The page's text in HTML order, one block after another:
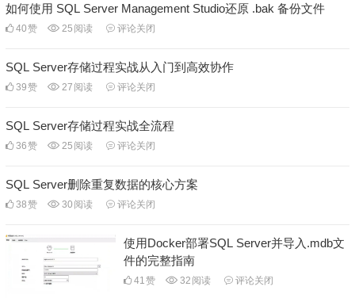
如何使用 SQL Server Management Studio还原 .bak 备份文件
40赞 25 阅读 评论关闭
SQL Server存储过程实战从入门到高效协作
39赞 27 阅读 评论关闭
SQL Server存储过程实战全流程
36赞 25 阅读 评论关闭
SQL Server删除重复数据的核心方案
38赞 30 阅读 评论关闭
使用Docker部署SQL Server并导入.mdb文
件的完整指南
41赞 32 阅读 评论关闭